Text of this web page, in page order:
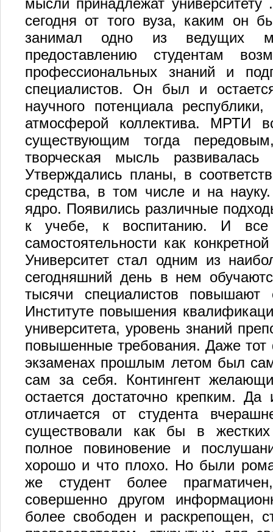
мысли принадлежат
сегодня от того вуза, каким он
занимал одно из ведущих
предоставлению студентам
профессиональных знаний и
специалистов. Он был и
научного потенциала
атмосферой коллектива. МРТИ
существующим тогда
творческая мысль
Утверждались планы, в
средства, в том числе и на
ядро. Появились различные
к учебе, к воспитанию. И все
самостоятельности как
Университет стал одним из
сегодняшний день в нем
тысячи специалистов повышают
Институте повышения
университета, уровень знаний
повышенные требования. Даже тот
экзаменах прошлым летом был
сам за себя. Контингент
остается достаточно крепким.
отличается от студента
существовали как бы в
полное повиновение и
хорошо и что плохо. Но были
же студент более
совершенно другом
более свободен и